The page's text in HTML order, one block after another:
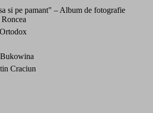
si pe pamant" – Album de fotografie
Craciun